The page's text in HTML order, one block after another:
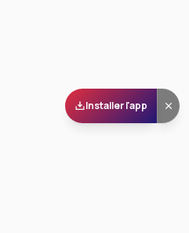
Installer l'app